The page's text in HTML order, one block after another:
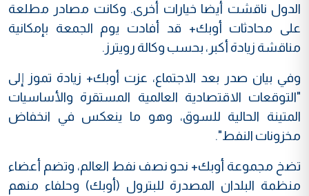
الدول ناقشت أيضا خيارات أخرى. وكانت مصادر مطلعة
على محادثات أوبك+ قد أفادت يوم الجمعة بإمكانية
مناقشة زيادة أكبر، بحسب وكالة رويترز.
وفي بيان صدر بعد الاجتماع، عزت أوبك+ زيادة تموز إلى
"التوقعات الاقتصادية العالمية المستقرة والأساسيات
المتينة الحالية للسوق، وهو ما ينعكس في انخفاض
مخزونات النفط".
تضخ مجموعة أوبك+ نحو نصف نفط العالم، وتضم أعضاء
منظمة البلدان المصدرة للبترول (أوبك) وحلفاء منهم